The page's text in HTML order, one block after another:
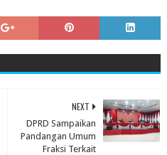
NEXT
DPRD Sampaikan
Pandangan Umum
Fraksi Terkait